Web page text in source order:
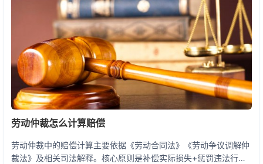
现在天天被催债。他选择躺平不还，面临三种后果...
劳动仲裁怎么计算赔偿
劳动仲裁中的赔偿计算主要依据《劳动合同法》《劳动争议调解仲
裁法》及相关司法解释。核心原则是补偿实际损失+惩罚违法行